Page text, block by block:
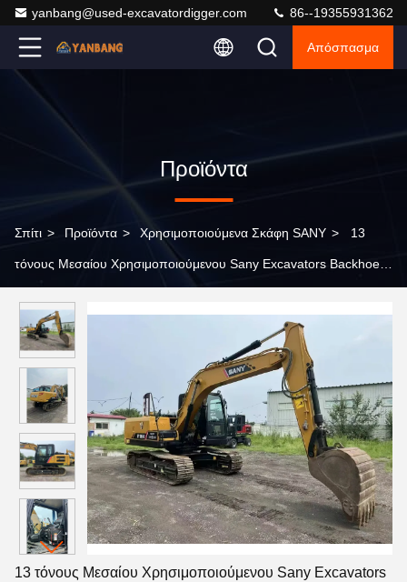
yanbang@used-excavatordigger.com 86--19355931362
Απόσπασμα
Προϊόντα
Σπίτι > Προϊόντα > Χρησιμοποιούμενα Σκάφη SANY > 13
τόνους Μεσαίου Χρησιμοποιούμενου Sany Excavators Backhoe
13 τόνους Μεσαίου Χρησιμοποιούμενου Sany Excavators